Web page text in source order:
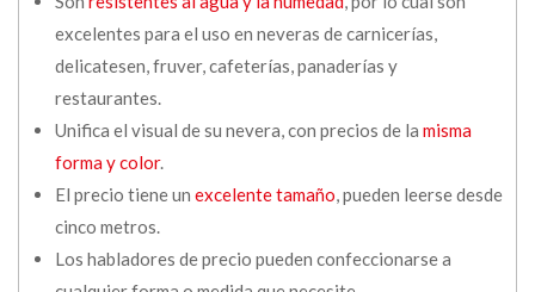
excelentes para el uso en neveras de carnicerías,
delicatesen, fruver, cafeterías, panaderías y
restaurantes.
Unifica el visual de su nevera, con precios de la misma
forma y color.
El precio tiene un excelente tamaño, pueden leerse desde
cinco metros.
Los habladores de precio pueden confeccionarse a